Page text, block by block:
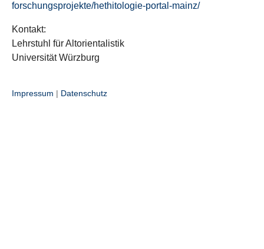
forschungsprojekte/hethitologie-portal-mainz/
Kontakt:
Lehrstuhl für Altorientalistik
Universität Würzburg
Impressum | Datenschutz